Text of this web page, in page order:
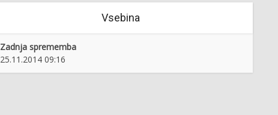
Vsebina
Zadnja sprememba
25.11.2014 09:16